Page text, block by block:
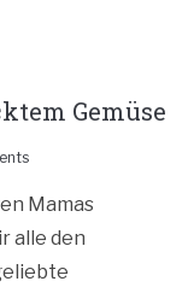
Gemüse
Mamas
alle den